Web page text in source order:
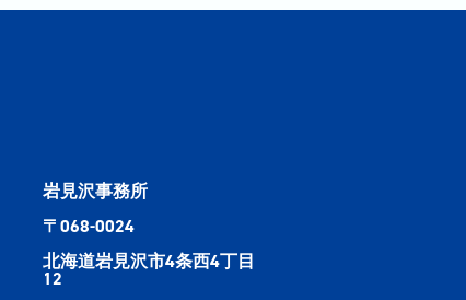
岩見沢事務所
〒068-0024
北海道岩見沢市4条西4丁目
12